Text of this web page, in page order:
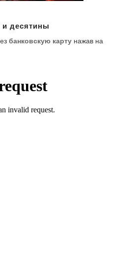
и десятины
банковскую картунажав на